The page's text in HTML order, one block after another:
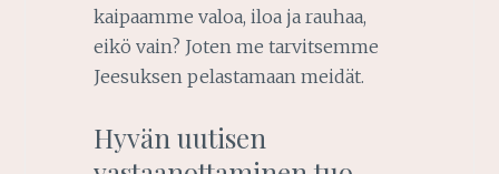
kaipaamme valoa, iloa ja rauhaa,
eikö vain? Joten me tarvitsemme
Jeesuksen pelastamaan meidät.
Hyvän uutisen